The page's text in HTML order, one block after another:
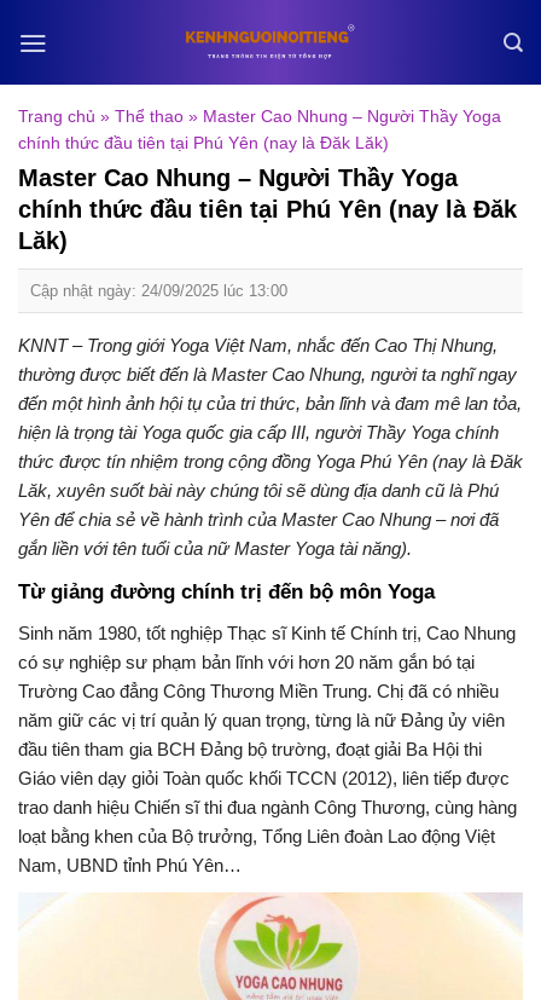
Trang chủ » Thể thao » Master Cao Nhung – Người Thầy Yoga
chính thức đầu tiên tại Phú Yên (nay là Đăk Lăk)
Master Cao Nhung – Người Thầy Yoga
chính thức đầu tiên tại Phú Yên (nay là Đăk
Lăk)
Cập nhật ngày: 24/09/2025 lúc 13:00
KNNT – Trong giới Yoga Việt Nam, nhắc đến Cao Thị Nhung,
thường được biết đến là Master Cao Nhung, người ta nghĩ ngay
đến một hình ảnh hội tụ của tri thức, bản lĩnh và đam mê lan tỏa,
hiện là trọng tài Yoga quốc gia cấp III, người Thầy Yoga chính
thức được tín nhiệm trong cộng đồng Yoga Phú Yên (nay là Đăk
Lăk, xuyên suốt bài này chúng tôi sẽ dùng địa danh cũ là Phú
Yên để chia sẻ về hành trình của Master Cao Nhung – nơi đã
gắn liền với tên tuổi của nữ Master Yoga tài năng).
Từ giảng đường chính trị đến bộ môn Yoga
Sinh năm 1980, tốt nghiệp Thạc sĩ Kinh tế Chính trị, Cao Nhung
có sự nghiệp sư phạm bản lĩnh với hơn 20 năm gắn bó tại
Trường Cao đẳng Công Thương Miền Trung. Chị đã có nhiều
năm giữ các vị trí quản lý quan trọng, từng là nữ Đảng ủy viên
đầu tiên tham gia BCH Đảng bộ trường, đoạt giải Ba Hội thi
Giáo viên dạy giỏi Toàn quốc khối TCCN (2012), liên tiếp được
trao danh hiệu Chiến sĩ thi đua ngành Công Thương, cùng hàng
loạt bằng khen của Bộ trưởng, Tổng Liên đoàn Lao động Việt
Nam, UBND tỉnh Phú Yên…